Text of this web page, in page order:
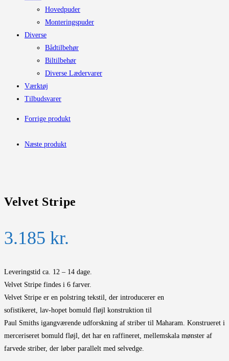
Hovedpuder
Monteringspuder
Diverse
Bådtilbehør
Biltilbehør
Diverse Lædervarer
Værktøj
Tilbudsvarer
Forrige produkt
Næste produkt
Velvet Stripe
3.185 kr.
Leveringstid ca. 12 – 14 dage.
Velvet Stripe findes i 6 farver.
Velvet Stripe er en polstring tekstil, der introducerer en
sofistikeret, lav-hopet bomuld fløjl konstruktion til
Paul Smiths igangværende udforskning af striber til Maharam. Konstrueret i
merceriseret bomuld fløjl, det har en raffineret, mellemskala mønster af
farvede striber, der løber parallelt med selvedge.